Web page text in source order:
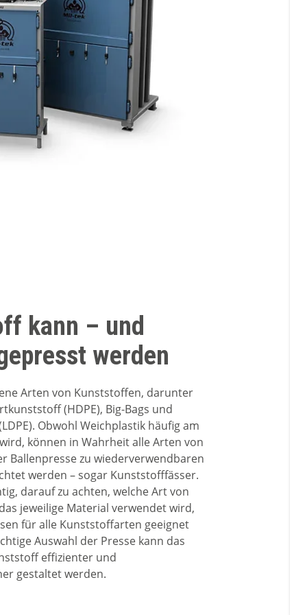
kann – und
werden
Arten von Kunststoffen, darunter
(HDPE), Big-Bags und
Obwohl Weichplastik häufig am
können in Wahrheit alle Arten von
Ballenpresse zu wiederverwendbaren
werden – sogar Kunststofffässer.
darauf zu achten, welche Art von
jeweilige Material verwendet wird,
für alle Kunststoffarten geeignet
Auswahl der Presse kann das
effizienter und
gestaltet werden.